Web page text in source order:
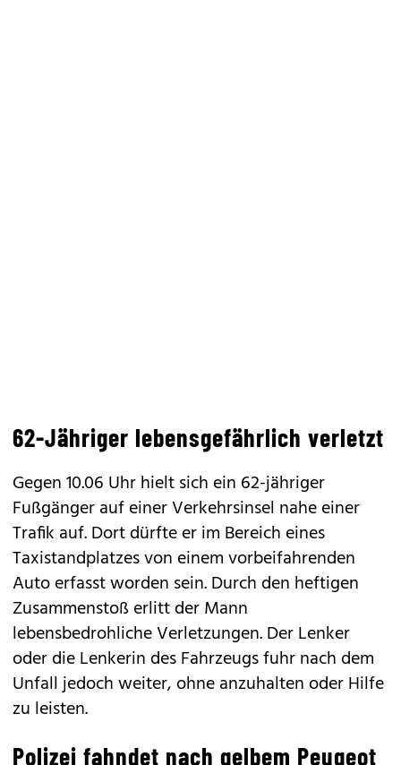
62-Jähriger lebensgefährlich verletzt
Gegen 10.06 Uhr hielt sich ein 62-jähriger
Fußgänger auf einer Verkehrsinsel nahe einer
Trafik auf. Dort dürfte er im Bereich eines
Taxistandplatzes von einem vorbeifahrenden
Auto erfasst worden sein. Durch den heftigen
Zusammenstoß erlitt der Mann
lebensbedrohliche Verletzungen. Der Lenker
oder die Lenkerin des Fahrzeugs fuhr nach dem
Unfall jedoch weiter, ohne anzuhalten oder Hilfe
zu leisten.
Polizei fahndet nach gelbem Peugeot